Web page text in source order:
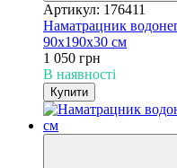
Артикул: 176411
Наматрацник
90х190х30 см
1 050 грн
В наявності
Купити